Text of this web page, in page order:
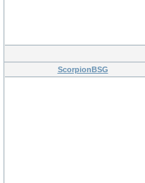
ScorpionBSG